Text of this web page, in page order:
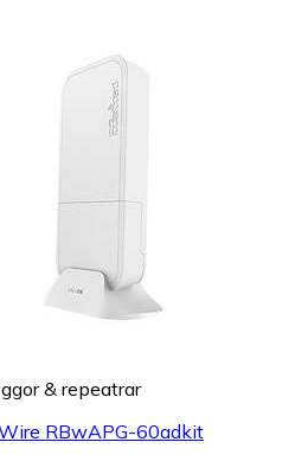
& repeatrar
RBwAPG-60adkit